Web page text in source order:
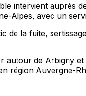
intervient auprès
Alpes, avec un
de la fuite,
autour de Arbigny
région Auvergne-